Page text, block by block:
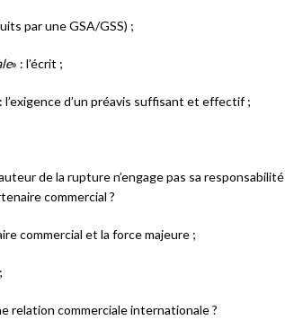
par une GSA/GSS) ;
» : l’écrit ;
d’un préavis suffisant et effectif ;
de la rupture n’engage pas sa responsabilité
commercial ?
commercial et la force majeure ;
relation commerciale internationale ?